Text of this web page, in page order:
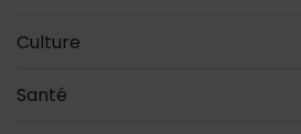
Culture
Santé